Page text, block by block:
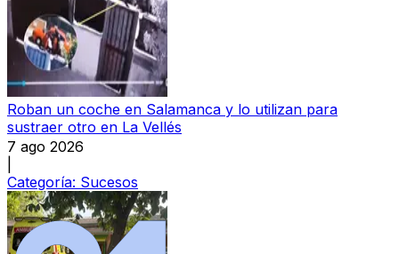
Roban un coche en Salamanca y lo utilizan para
sustraer otro en La Vellés
7 ago 2026
Categoría: Sucesos